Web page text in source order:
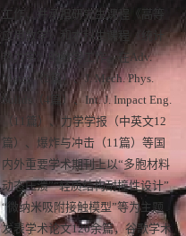
工作，并承担研究生课程《高等
应用数学》和本科生课程《统计
热力学》的教学工作。在Adv.
Mater.（2篇）、J. Mech. Phys.
Solids（4篇）、Int. J. Impact Eng.
（11篇）、力学学报（中英文12
篇）、爆炸与冲击（11篇）等国
内外重要学术期刊上以“多胞材料
动态压溃”“轻质结构耐撞性设计”
“微纳米吸附接触模型”等为主题
发表学术论文120余篇，谷歌学术